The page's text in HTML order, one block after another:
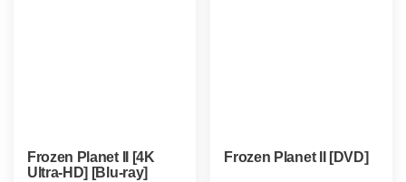
Frozen Planet II [4K
Ultra-HD] [Blu-ray]
Frozen Planet II [DVD]